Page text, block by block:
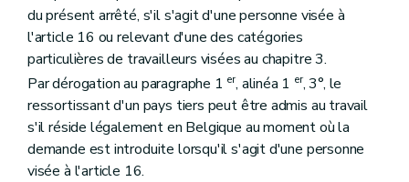
du présent arrêté, s'il s'agit d'une personne visée à
l'article 16 ou relevant d'une des catégories
particulières de travailleurs visées au chapitre 3.
Par dérogation au paragraphe 1 er, alinéa 1 er, 3°, le
ressortissant d'un pays tiers peut être admis au travail
s'il réside légalement en Belgique au moment où la
demande est introduite lorsqu'il s'agit d'une personne
visée à l'article 16.